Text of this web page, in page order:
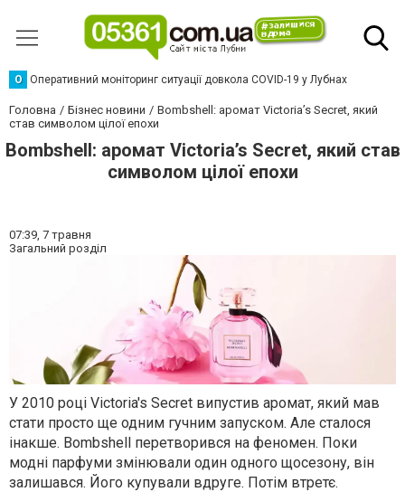
О Оперативний моніторинг ситуації довкола COVID-19 у Лубнах
Головна Бізнес новини
Bombshell: аромат Victoria’s Secret, який
став символом цілої епохи
Bombshell: аромат Victoria’s Secret, який став
символом цілої епохи
07:39, 7 травня
Загальний розділ
У 2010 році Victoria's Secret випустив аромат, який мав
стати просто ще одним гучним запуском. Але сталося
інакше. Bombshell перетворився на феномен. Поки
модні парфуми змінювали один одного щосезону, він
залишався. Його купували вдруге. Потім втретє.